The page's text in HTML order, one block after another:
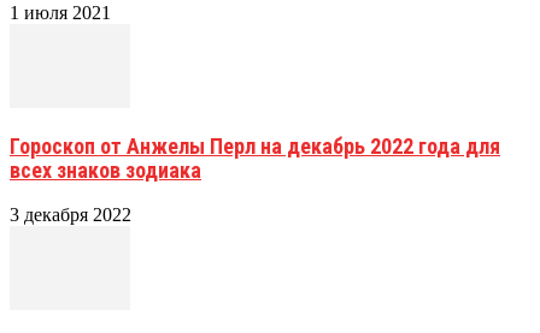
1 июля 2021
Гороскоп от Анжелы Перл на декабрь 2022 года для
всех знаков зодиака
3 декабря 2022